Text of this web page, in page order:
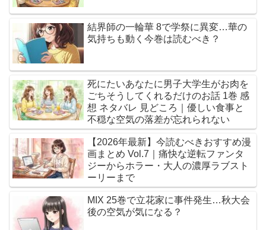
結界師の一輪華 8で学祭に異変…華の
気持ちも動く今巻は読むべき？
死にたいあなたに男子大学生がお肉を
ごちそうしてくれるだけのお話 1巻 感
想 ネタバレ 見どころ｜優しい食事と
不穏な空気の落差が忘れられない
【2026年最新】今読むべきおすすめ漫
画まとめ Vol.7｜痛快な逆転ファンタ
ジーからホラー・大人の濃厚ラブスト
ーリーまで
MIX 25巻で立花家に事件発生…秋大会
後の空気が気になる？